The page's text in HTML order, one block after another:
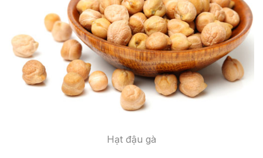
Hạt đậu gà